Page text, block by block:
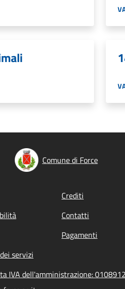
Comune di Force
Crediti
Contatti
Pagamenti
servizi
IVA dell'amministrazione: